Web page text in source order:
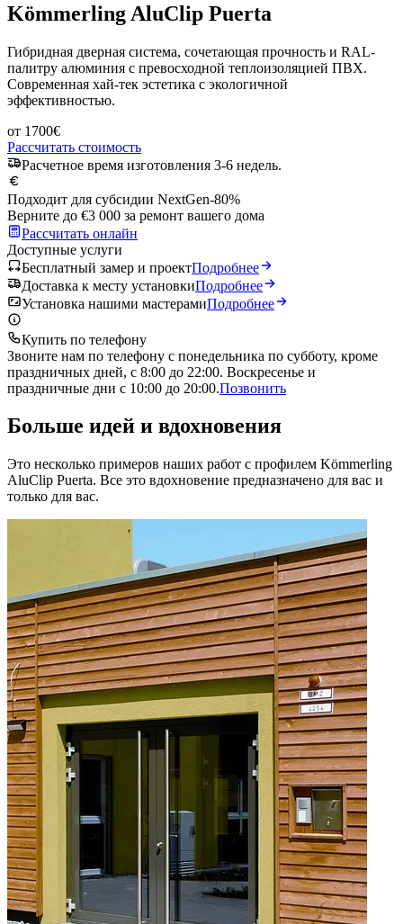
Kömmerling AluClip Puerta
Гибридная дверная система, сочетающая прочность и RAL-
палитру алюминия с превосходной теплоизоляцией ПВХ.
Современная хай-тек эстетика с экологичной
эффективностью.
от 1700€
Рассчитать стоимость
Расчетное время изготовления 3-6 недель.
Подходит для субсидии NextGen-80%
Верните до €3 000 за ремонт вашего дома
Рассчитать онлайн
Доступные услуги
Бесплатный замер и проектПодробнее
Доставка к месту установкиПодробнее
Установка нашими мастерамиПодробнее
Купить по телефону
Звоните нам по телефону с понедельника по субботу, кроме
праздничных дней, с 8:00 до 22:00. Воскресенье и
праздничные дни с 10:00 до 20:00.Позвонить
Больше идей и вдохновения
Это несколько примеров наших работ с профилем Kömmerling
AluClip Puerta. Все это вдохновение предназначено для вас и
только для вас.